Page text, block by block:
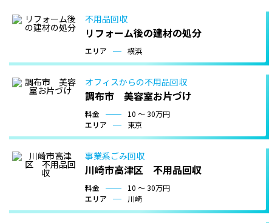
不用品回収
リフォーム後の建材の処分
エリア 横浜
オフィスからの不用品回収
調布市 美容室お片づけ
料金
10 〜 30万円
エリア
東京
事業系ごみ回収
川崎市高津区 不用品回収
料金
10 〜 30万円
エリア
川崎